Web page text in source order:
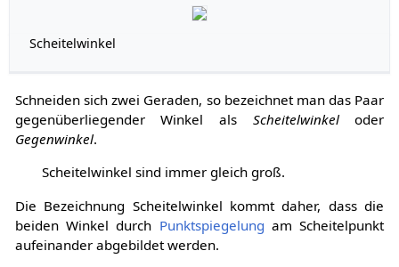
Scheitelwinkel
Schneiden sich zwei Geraden, so bezeichnet man das Paar
gegenüberliegender Winkel als Scheitelwinkeloder
Gegenwinkel.
Scheitelwinkel sind immer gleich groß.
Die Bezeichnung Scheitelwinkel kommt daher, dass die
beiden Winkel durch Punktspiegelung am Scheitelpunkt
aufeinander abgebildet werden.